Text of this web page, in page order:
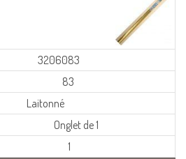
3206083
83
Laitonné
Onglet de 1
1